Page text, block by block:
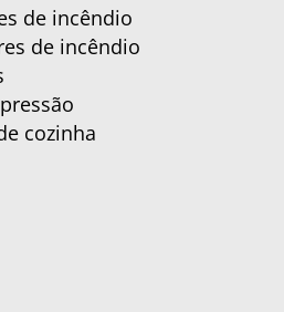
de incêndio
de incêndio
cozinha